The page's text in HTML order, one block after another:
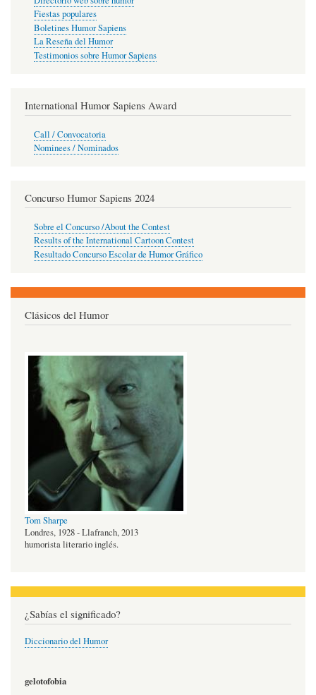
Fiestas populares
Boletines Humor Sapiens
La Reseña del Humor
Testimonios sobre Humor Sapiens
International Humor Sapiens Award
Call / Convocatoria
Nominees / Nominados
Concurso Humor Sapiens 2024
Sobre el Concurso /About the Contest
Results of the International Cartoon Contest
Resultado Concurso Escolar de Humor Gráfico
Clásicos del Humor
Tom Sharpe
Londres, 1928 - Llafranch, 2013
humorista literario inglés.
¿Sabías el significado?
Diccionario del Humor
gelotofobia